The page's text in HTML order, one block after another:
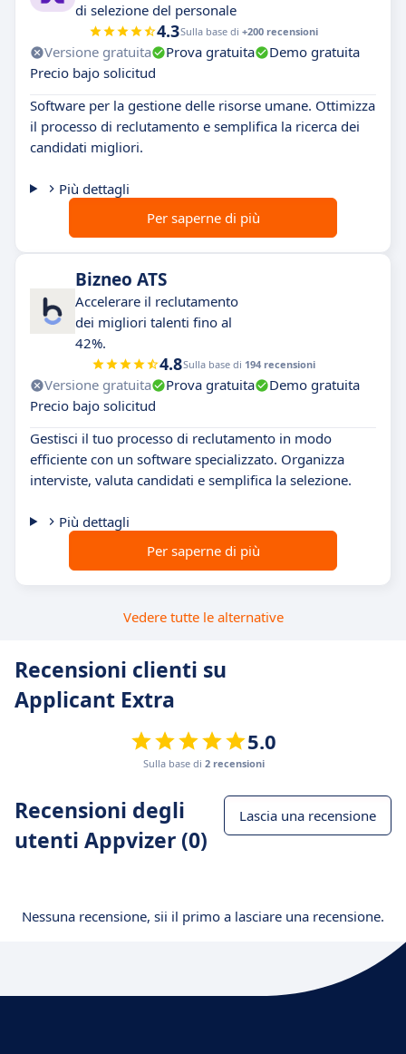
di selezione del personale
4.3Sulla base di +200 recensioni
Versione gratuita Prova gratuita
Demo gratuita
Precio bajo solicitud
Software per la gestione delle risorse umane. Ottimizza
il processo di reclutamento e semplifica la ricerca dei
candidati migliori.
Più dettagli
Per saperne di più
Bizneo ATS
Accelerare il reclutamento
dei migliori talenti fino al
42%.
4.8Sulla base di 194 recensioni
Versione gratuita Prova gratuita
Demo gratuita
Precio bajo solicitud
Gestisci il tuo processo di reclutamento in modo
efficiente con un software specializzato. Organizza
interviste, valuta candidati e semplifica la selezione.
Più dettagli
Per saperne di più
Vedere tutte le alternative
Recensioni clienti su
Applicant Extra
5.0
Sulla base di 2 recensioni
Recensioni degli
utenti Appvizer (0)
Lascia una recensione
Nessuna recensione, sii il primo a lasciare una recensione.